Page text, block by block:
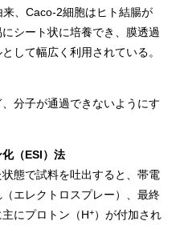
、Caco-2細胞はヒト結腸が
シート状に培養でき、膜透過
して幅広く利用されている。
分子が通過できないようにす
（ESI）法
態で試料を吐出すると、帯電
エレクトロスプレー）、最終
にプロトン（H+）が付加され